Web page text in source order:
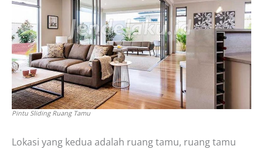
Pintu Sliding Ruang Tamu
Lokasi yang kedua adalah ruang tamu, ruang tamu